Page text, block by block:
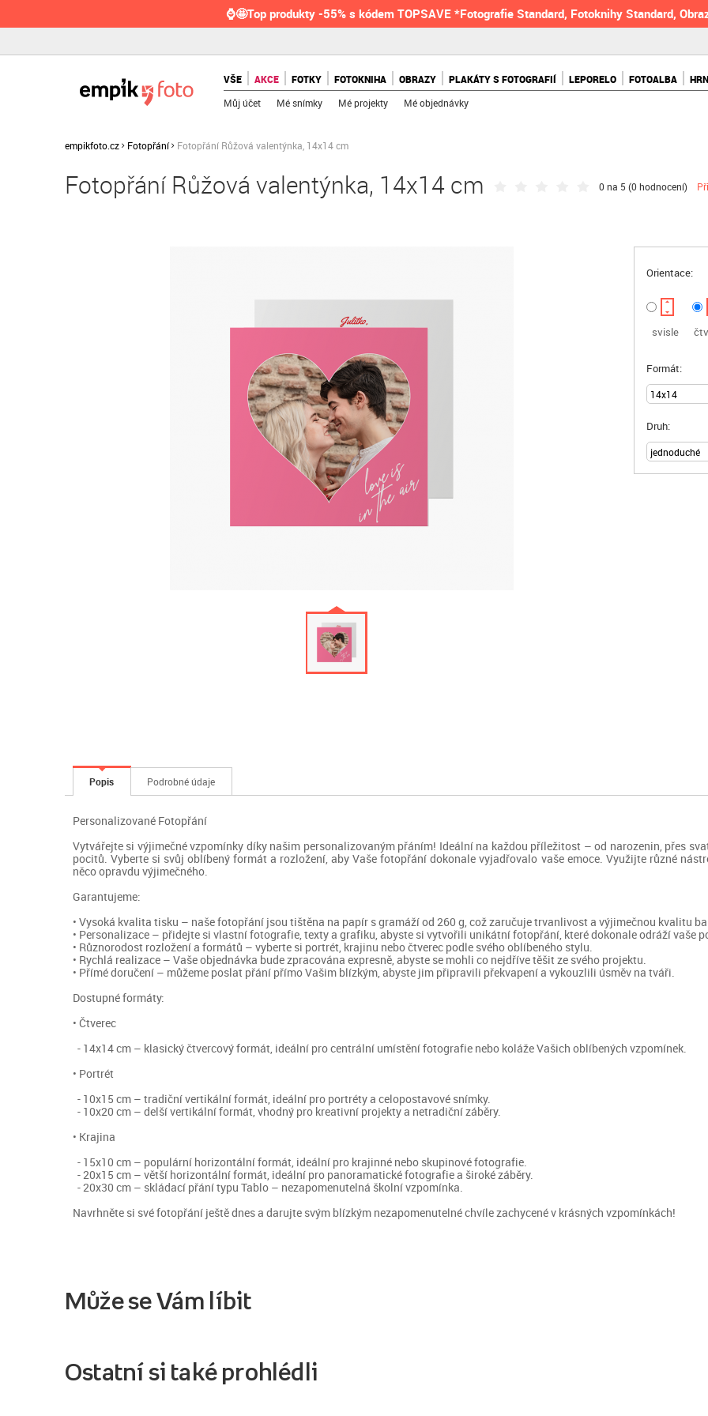
⌚🤩Top produkty -55% s kódem TOPSAVE *Fotografie Standard, Fotoknihy Standard,
VŠE AKCE FOTKY FOTOKNIHA OBRAZY PLAKÁTY S FOTOGRAFIÍ LEPORELO FOTOALBA
Můj účet Mé snímky Mé projekty Mé objednávky
empikfoto.cz Fotopřání Fotopřání Růžová valentýnka, 14x14 cm
Fotopřání Růžová valentýnka, 14x14 cm 0 na 5 (0 hodnocení)
Orientace:
svisle
Formát:
Druh:
Popis Podrobné údaje
Personalizované Fotopřání
Vytvářejte si výjimečné vzpomínky díky našim personalizovaným přáním! Ideální na každou příležitost – od narozenin, přes
pocitů. Vyberte si svůj oblíbený formát a rozložení, aby Vaše fotopřání dokonale vyjadřovalo vaše emoce. Využijte různé
něco opravdu výjimečného.
Garantujeme:
• Vysoká kvalita tisku – naše fotopřání jsou tištěna na papír s gramáží od 260 g, což zaručuje trvanlivost a výjimečnou kvalitu
• Personalizace – přidejte si vlastní fotografie, texty a grafiku, abyste si vytvořili unikátní fotopřání, které dokonale odráží vaše
• Různorodost rozložení a formátů – vyberte si portrét, krajinu nebo čtverec podle svého oblíbeného stylu.
• Rychlá realizace – Vaše objednávka bude zpracována expresně, abyste se mohli co nejdříve těšit ze svého projektu.
• Přímé doručení – můžeme poslat přání přímo Vašim blízkým, abyste jim připravili překvapení a vykouzlili úsměv na tváři.
Dostupné formáty:
• Čtverec
- 14x14 cm – klasický čtvercový formát, ideální pro centrální umístění fotografie nebo koláže Vašich oblíbených vzpomínek.
• Portrét
- 10x15 cm – tradiční vertikální formát, ideální pro portréty a celopostavové snímky.
- 10x20 cm – delší vertikální formát, vhodný pro kreativní projekty a netradiční záběry.
• Krajina
- 15x10 cm – populární horizontální formát, ideální pro krajinné nebo skupinové fotografie.
- 20x15 cm – větší horizontální formát, ideální pro panoramatické fotografie a široké záběry.
- 20x30 cm – skládací přání typu Tablo – nezapomenutelná školní vzpomínka.
Navrhněte si své fotopřání ještě dnes a darujte svým blízkým nezapomenutelné chvíle zachycené v krásných vzpomínkách!
Může se Vám líbit
Ostatní si také prohlédli